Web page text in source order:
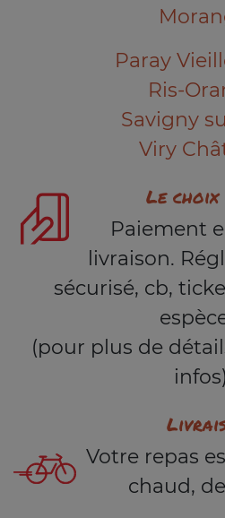
Paray
Ris-
Savigny
Viry
Le choix
Paiement
livraison.
sécurisé, cb,
(pour plus de
infos)
Votre repas
chaud,